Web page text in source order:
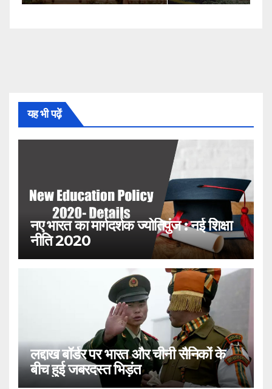
यह भी पढ़ें
नए भारत का मार्गदर्शक ज्योतिपुंज : नई शिक्षा
नीति 2020
लद्दाख बॉर्डर पर भारत और चीनी सैनिकों के
बीच हुई जबरदस्त भिड़ंत